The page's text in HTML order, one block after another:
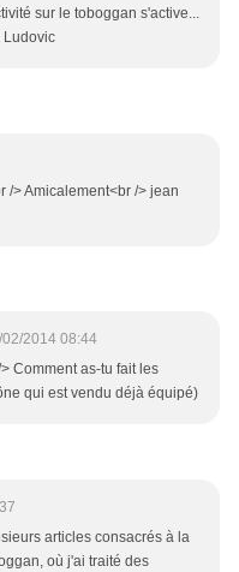
sur le toboggan s'active...
Ludovic
/> Amicalement<br /> jean
02/2014 08:44
Comment as-tu fait les
qui est vendu déjà équipé)
articles consacrés à la
où j'ai traité des